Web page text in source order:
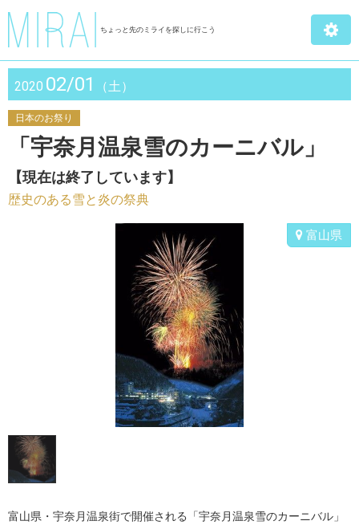
ちょっと先のミライを探しに行こう
2020 02/01 （土）
日本のお祭り
「宇奈月温泉雪のカーニバル」
【現在は終了しています】
歴史のある雪と炎の祭典
富山県
富山県・宇奈月温泉街で開催される「宇奈月温泉雪のカーニバル」